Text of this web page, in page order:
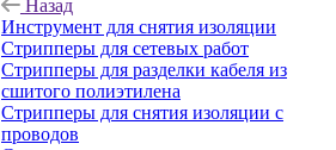
Назад
Инструмент для снятия изоляции
Стрипперы для сетевых работ
Стрипперы для разделки кабеля из
сшитого полиэтилена
Cтрипперы для снятия изоляции с
проводов